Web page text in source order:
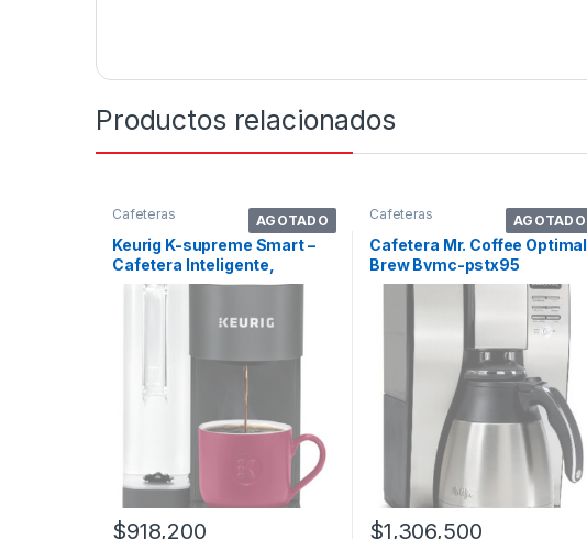
Productos relacionados
AGOTADO
Cafeteras
Keurig K-supreme Smart –
Cafetera Inteligente,
Tecnología . Color Negro
$918,200
AGOTADO
Cafeteras
Cafetera Mr. Coffee Optimal
Brew Bvmc-pstx95
Automática De Filtro
$1,306,500